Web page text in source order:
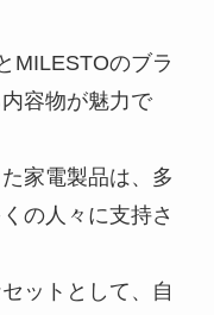
MILESTOのブラ
容物が魅力で
家電製品は、多
の人々に支持さ
ットとして、自